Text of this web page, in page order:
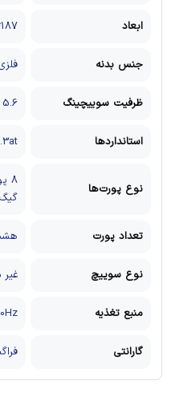
ابعاد 187*139*43 میلی متر
جنس بدنه
ظرفیت سوییچینگ 5.6 گیگابایت بر ثانیه
استانداردها
نوع پورت‌ها
گیگ
تعداد پورت‌
نوع سوییچ غیر
منبع تغذیه
گارانتی